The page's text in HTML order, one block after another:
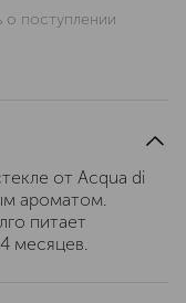
о поступлении
от Acqua di
ароматом.
питает
месяцев.